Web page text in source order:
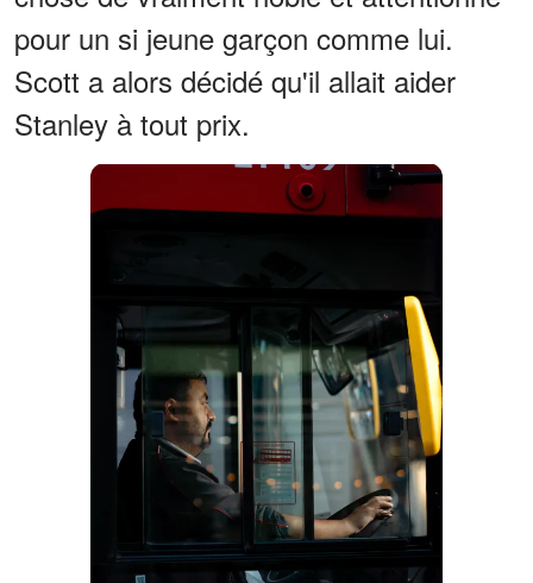
pour un si jeune garçon comme lui.
Scott a alors décidé qu'il allait aider
Stanley à tout prix.